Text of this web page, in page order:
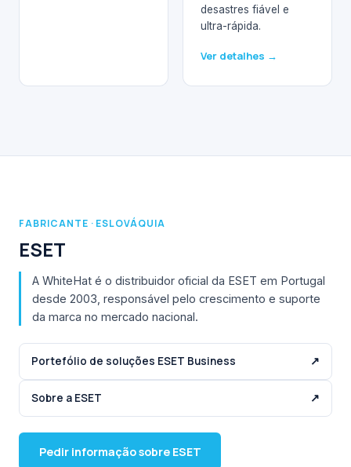
desastres fiável e
ultra-rápida.
Ver detalhes →
FABRICANTE · ESLOVÁQUIA
ESET
A WhiteHat é o distribuidor oficial da ESET em Portugal
desde 2003, responsável pelo crescimento e suporte
da marca no mercado nacional.
Portefólio de soluções ESET Business ↗
Sobre a ESET ↗
Pedir informação sobre ESET